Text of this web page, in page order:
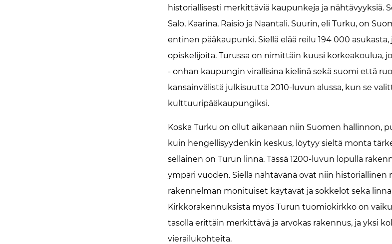
historiallisesti merkittäviä kaupunkeja ja nähtävyyksiä.
Salo, Kaarina, Raisio ja Naantali. Suurin, eli Turku, on
entinen pääkaupunki. Siellä elää reilu 194 000
opiskelijoita. Turussa on nimittäin kuusi korkeakoulua,
- onhan kaupungin virallisina kielinä sekä suomi että
kansainvälistä julkisuutta 2010-luvun alussa, kun se
kulttuuripääkaupungiksi.
Koska Turku on ollut aikanaan niin Suomen hallinnon,
kuin hengellisyydenkin keskus, löytyy sieltä monta
sellainen on Turun linna. Tässä 1200-luvun lopulla
ympäri vuoden. Siellä nähtävänä ovat niin historiallinen
rakennelman monituiset käytävät ja sokkelot sekä
Kirkkorakennuksista myös Turun tuomiokirkko on
tasolla erittäin merkittävä ja arvokas rakennus, ja yksi
vierailukohteita.